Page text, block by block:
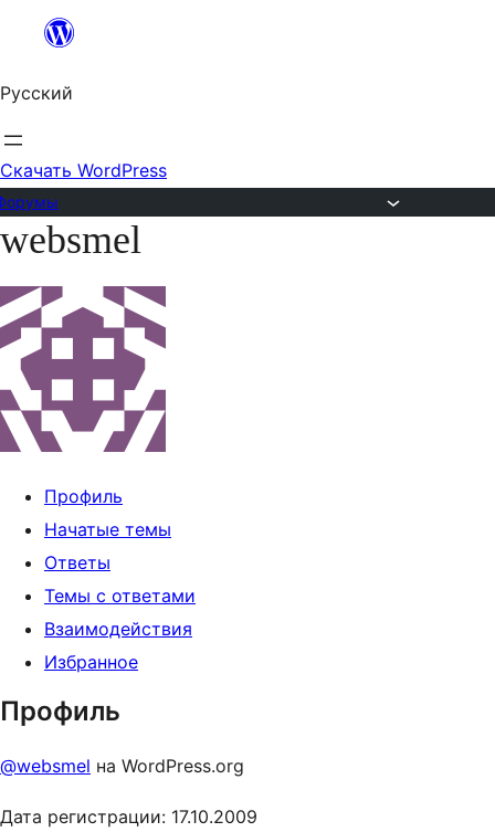
Перейти
содержимому
Русский
Скачать WordPress
Перейти
содержимому
websmel
Профиль
Начатые темы
Ответы
Темы с ответами
Взаимодействия
Избранное
Профиль
@websmel на WordPress.org
Дата регистрации: 17.10.2009